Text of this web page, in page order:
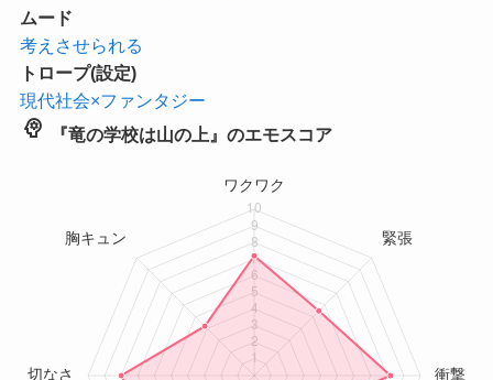
ムード
考えさせられる
トロープ(設定)
現代社会×ファンタジー
psychology 『竜の学校は山の上』のエモスコア